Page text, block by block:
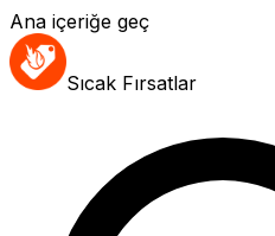
Ana içeriğe geç
Sıcak Fırsatlar